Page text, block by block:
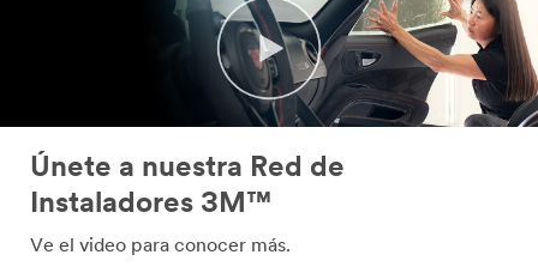
Únete a nuestra Red de
Instaladores 3M™
Ve el video para conocer más.